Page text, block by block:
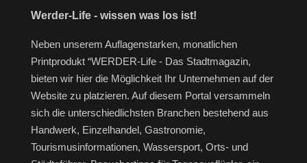
Werder-Life - wissen was los ist!
Neben unserem Auflagenstarken, monatlichen
Printprodukt “WERDER-Life - Das Stadtmagazin,
bieten wir hier die Möglichkeit Ihr Unternehmen auf der
Website zu platzieren. Auf diesem Portal versammeln
sich die unterschiedlichsten Branchen bestehend aus
Handwerk, Einzelhandel, Gastronomie,
Tourismusinformationen, Wassersport, Orts- und